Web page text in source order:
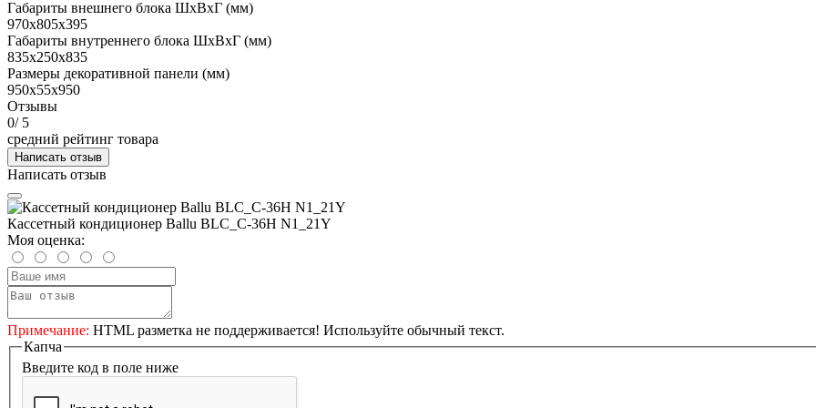
Габариты внешнего блока ШхВхГ (мм)
970x805х395
Габариты внутреннего блока ШхВхГ (мм)
835x250х835
Размеры декоративной панели (мм)
950x55x950
Отзывы
0/ 5
средний рейтинг товара
Написать отзыв
Написать отзыв
Кассетный кондиционер Ballu BLC_C-36H N1_21Y
Моя оценка:
Примечание: HTML разметка не поддерживается! Используйте обычный текст.
Капча
Введите код в поле ниже